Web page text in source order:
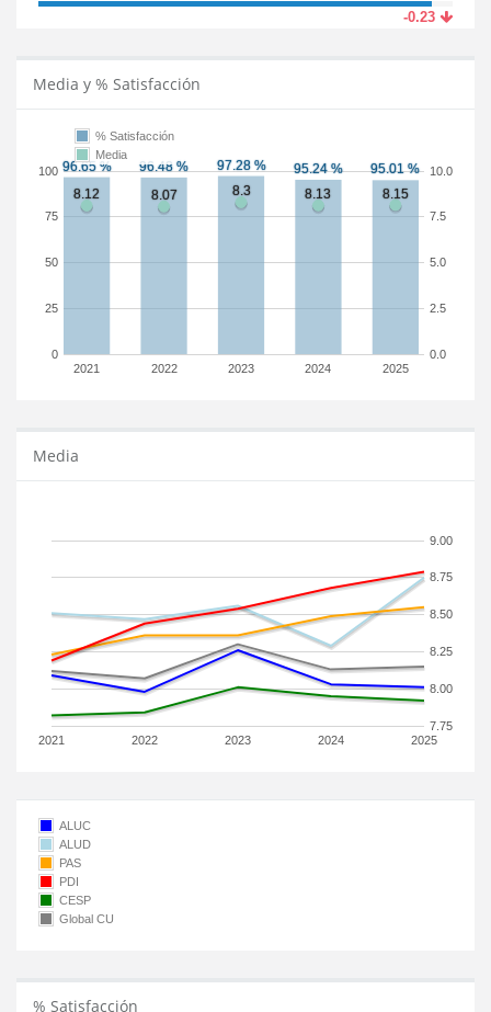
-0.23
Media y % Satisfacción
2021 2022 2023 2024 2025
0
25
50
75
100
0.0
2.5
5.0
7.5
10.0
% Satisfacción
Media
Media
2021 2022 2023 2024 2025
7.75
8.00
8.25
8.50
8.75
9.00
ALUC
ALUD
PAS
PDI
CESP
Global CU
% Satisfacción